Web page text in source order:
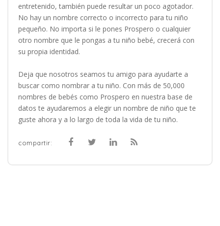
entretenido, también puede resultar un poco agotador.
No hay un nombre correcto o incorrecto para tu niño
pequeño. No importa si le pones Prospero o cualquier
otro nombre que le pongas a tu niño bebé, crecerá con
su propia identidad.
Deja que nosotros seamos tu amigo para ayudarte a
buscar como nombrar a tu niño. Con más de 50,000
nombres de bebés como Prospero en nuestra base de
datos te ayudaremos a elegir un nombre de niño que te
guste ahora y a lo largo de toda la vida de tu niño.
compartir: